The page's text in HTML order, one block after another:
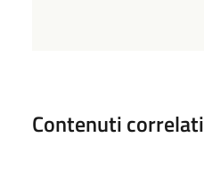
Contenuti correlati